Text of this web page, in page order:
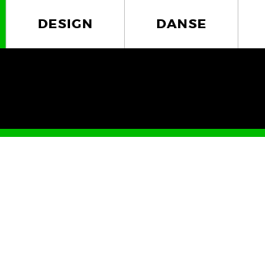
DESIGN DANSE